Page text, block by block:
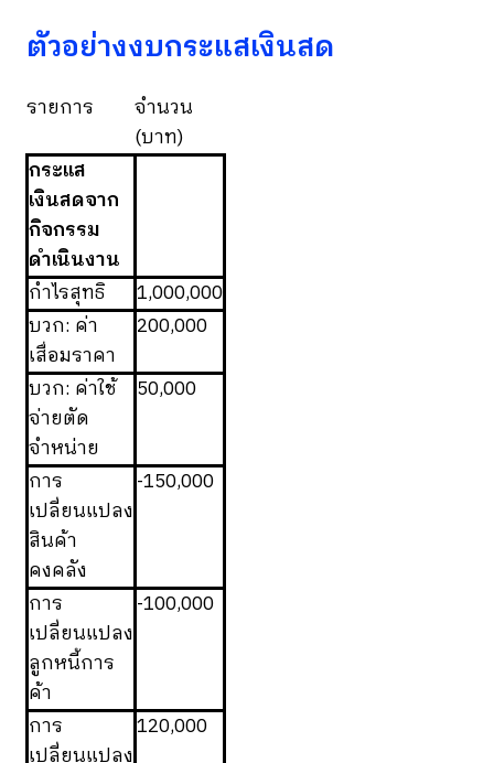
ตัวอย่างงบกระแสเงินสด
รายการ
จำนวน
(บาท)
กระแส
เงินสดจาก
กิจกรรม
ดำเนินงาน
กำไรสุทธิ
1,000,000
บวก: ค่า
เสื่อมราคา
200,000
บวก: ค่าใช้
จ่ายตัด
จำหน่าย
50,000
การ
เปลี่ยนแปลง
สินค้า
คงคลัง
-150,000
การ
เปลี่ยนแปลง
ลูกหนี้การ
ค้า
-100,000
การ
เปลี่ยนแปลง
120,000